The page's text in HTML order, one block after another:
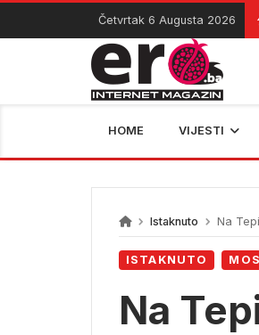
Skip
content
Četvrtak 6 Augusta 2026
HOME VIJESTI
Istaknuto Na
ISTAKNUTO
Na